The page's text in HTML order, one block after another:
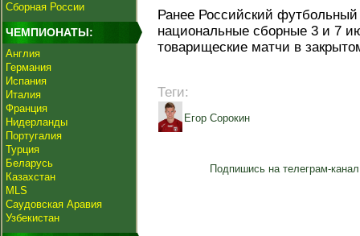
Сборная России
ЧЕМПИОНАТЫ:
Англия
Германия
Испания
Италия
Франция
Нидерланды
Португалия
Турция
Беларусь
Казахстан
MLS
Саудовская Аравия
Узбекистан
Ранее Российский
национальные сборные 3 и 7
товарищеские матчи в
Теги:
Егор Сорокин
Подпишись на телеграм-